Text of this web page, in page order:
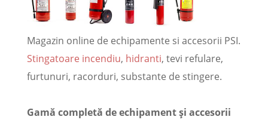
Magazin online de echipamente si accesorii PSI.
Stingatoare incendiu, hidranti, tevi refulare,
furtunuri, racorduri, substante de stingere.
Gamă completă de echipament și accesorii